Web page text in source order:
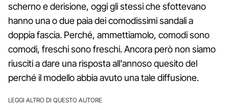
scherno e derisione, oggi gli stessi che sfottevano
hanno una o due paia dei comodissimi sandali a
doppia fascia. Perché, ammettiamolo, comodi sono
comodi, freschi sono freschi. Ancora però non siamo
riusciti a dare una risposta all'annoso quesito del
perché il modello abbia avuto una tale diffusione.
LEGGI ALTRO DI QUESTO AUTORE